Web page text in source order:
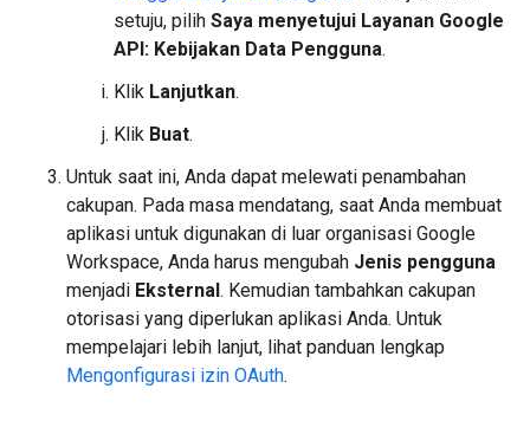
setuju, pilih Saya menyetujui Layanan Google
API: Kebijakan Data Pengguna.
Klik Lanjutkan.
Klik Buat.
Untuk saat ini, Anda dapat melewati penambahan
cakupan. Pada masa mendatang, saat Anda membuat
aplikasi untuk digunakan di luar organisasi Google
Workspace, Anda harus mengubah Jenis pengguna
menjadi Eksternal. Kemudian tambahkan cakupan
otorisasi yang diperlukan aplikasi Anda. Untuk
mempelajari lebih lanjut, lihat panduan lengkap
Mengonfigurasi izin OAuth.